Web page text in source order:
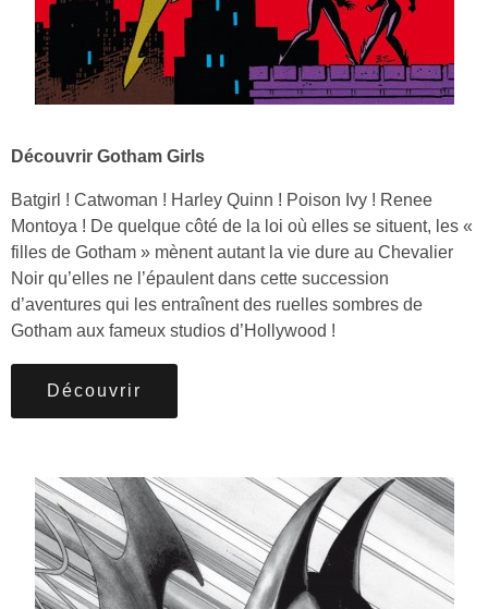
Découvrir Gotham Girls
Batgirl ! Catwoman ! Harley Quinn ! Poison Ivy ! Renee
Montoya ! De quelque côté de la loi où elles se situent, les «
filles de Gotham » mènent autant la vie dure au Chevalier
Noir qu’elles ne l’épaulent dans cette succession
d’aventures qui les entraînent des ruelles sombres de
Gotham aux fameux studios d’Hollywood !
Découvrir